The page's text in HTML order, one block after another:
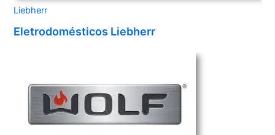
Liebherr
Eletrodomésticos Liebherr